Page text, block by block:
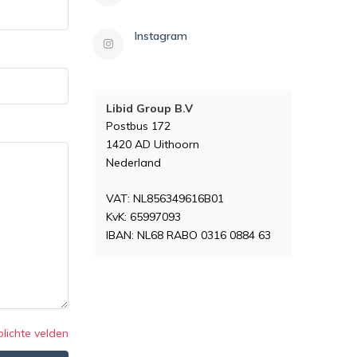
velden
Instagram
Libid Group B.V
Postbus 172
1420 AD Uithoorn
Nederland
VAT: NL856349616B01
KvK: 65997093
IBAN: NL68 RABO 0316 0884 63